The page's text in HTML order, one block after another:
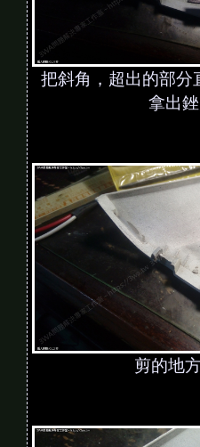
把斜角，超出的部分
拿出
剪的地